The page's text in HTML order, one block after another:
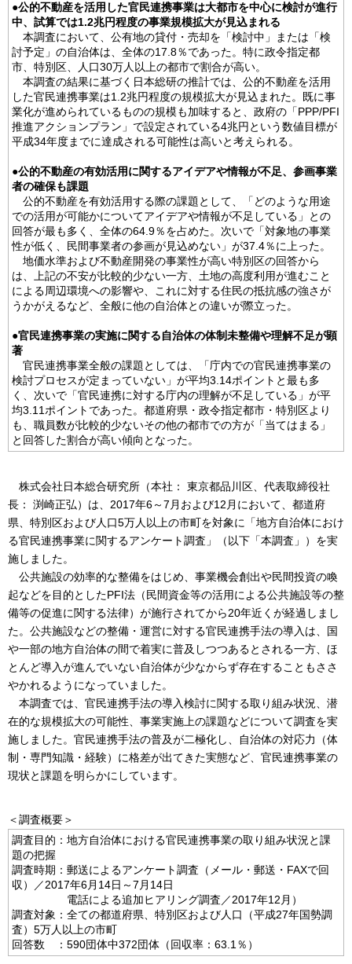
●公的不動産を活用した官民連携事業は大都市を中心に検討が進行
中、試算では1.2兆円程度の事業規模拡大が見込まれる
本調査において、公有地の貸付・売却を「検討中」または「検
討予定」の自治体は、全体の17.8％であった。特に政令指定都
市、特別区、人口30万人以上の都市で割合が高い。
本調査の結果に基づく日本総研の推計では、公的不動産を活用
した官民連携事業は1.2兆円程度の規模拡大が見込まれた。既に事
業化が進められているものの規模も加味すると、政府の「PPP/PFI
推進アクションプラン」で設定されている4兆円という数値目標が
平成34年度までに達成される可能性は高いと考えられる。
●公的不動産の有効活用に関するアイデアや情報が不足、参画事業
者の確保も課題
公的不動産を有効活用する際の課題として、「どのような用途
での活用が可能かについてアイデアや情報が不足している」との
回答が最も多く、全体の64.9％を占めた。次いで「対象地の事業
性が低く、民間事業者の参画が見込めない」が37.4％に上った。
地価水準および不動産開発の事業性が高い特別区の回答から
は、上記の不安が比較的少ない一方、土地の高度利用が進むこと
による周辺環境への影響や、これに対する住民の抵抗感の強さが
うかがえるなど、全般に他の自治体との違いが際立った。
●官民連携事業の実施に関する自治体の体制未整備や理解不足が顕
著
官民連携事業全般の課題としては、「庁内での官民連携事業の
検討プロセスが定まっていない」が平均3.14ポイントと最も多
く、次いで「官民連携に対する庁内の理解が不足している」が平
均3.11ポイントであった。都道府県・政令指定都市・特別区より
も、職員数が比較的少ないその他の都市での方が「当てはまる」
と回答した割合が高い傾向となった。
株式会社日本総合研究所（本社： 東京都品川区、代表取締役社
長： 渕崎正弘）は、2017年6～7月および12月において、都道府
県、特別区および人口5万人以上の市町を対象に「地方自治体におけ
る官民連携事業に関するアンケート調査」（以下「本調査」）を実
施しました。
公共施設の効率的な整備をはじめ、事業機会創出や民間投資の喚
起などを目的としたPFI法（民間資金等の活用による公共施設等の整
備等の促進に関する法律）が施行されてから20年近くが経過しまし
た。公共施設などの整備・運営に対する官民連携手法の導入は、国
や一部の地方自治体の間で着実に普及しつつあるとされる一方、ほ
とんど導入が進んでいない自治体が少なからず存在することもささ
やかれるようになっていました。
本調査では、官民連携手法の導入検討に関する取り組み状況、潜
在的な規模拡大の可能性、事業実施上の課題などについて調査を実
施しました。官民連携手法の普及が二極化し、自治体の対応力（体
制・専門知識・経験）に格差が出てきた実態など、官民連携事業の
現状と課題を明らかにしています。
＜調査概要＞
調査目的：地方自治体における官民連携事業の取り組み状況と課
題の把握
調査時期：郵送によるアンケート調査（メール・郵送・FAXで回
収）／2017年6月14日～7月14日
電話による追加ヒアリング調査／2017年12月）
調査対象：全ての都道府県、特別区および人口（平成27年国勢調
査）5万人以上の市町
回答数 ：590団体中372団体（回収率：63.1％）